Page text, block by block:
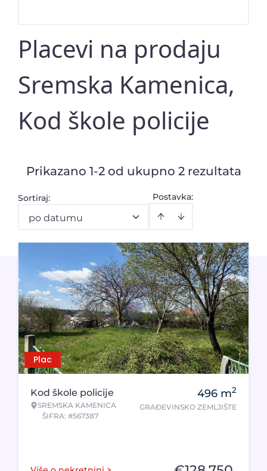
Placevi na prodaju
Sremska Kamenica,
Kod škole policije
Prikazano 1-2 od ukupno 2 rezultata
Postavka:
Sortiraj:
po datumu
Plac
Kod škole policije
SREMSKA KAMENICA
ŠIFRA: #567387
496 m2
GRAĐEVINSKO ZEMLJIŠTE